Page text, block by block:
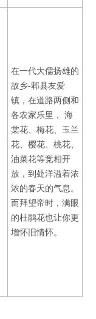
在一代大儒扬雄的
故乡-郫县友爱
镇，在道路两侧和
各农家乐里， 海
棠花、梅花、玉兰
花、樱花、桃花、
油菜花等竞相开
放，到处洋溢着浓
浓的春天的气息。
而拜望帝时，满眼
的杜鹃花也让你更
增怀旧情怀。